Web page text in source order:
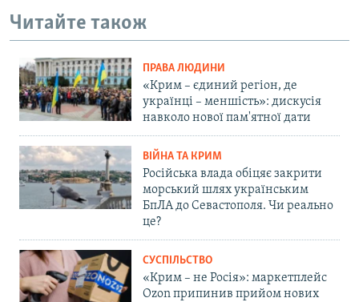
Читайте також
ПРАВА ЛЮДИНИ
«Крим – єдиний регіон, де
українці – меншість»: дискусія
навколо нової пам'ятної дати
ВІЙНА ТА КРИМ
Російська влада обіцяє закрити
морський шлях українським
БпЛА до Севастополя. Чи реально
це?
СУСПІЛЬСТВО
«Крим – не Росія»: маркетплейс
Ozon припинив прийом нових